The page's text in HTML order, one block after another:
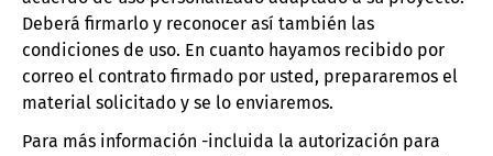
Deberá firmarlo y reconocer así también las
condiciones de uso. En cuanto hayamos recibido por
correo el contrato firmado por usted, prepararemos el
material solicitado y se lo enviaremos.
Para más información -incluida la autorización para